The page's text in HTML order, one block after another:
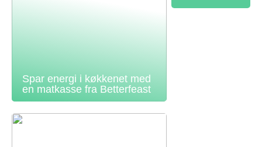
Spar energi i køkkenet med
en matkasse fra Betterfeast